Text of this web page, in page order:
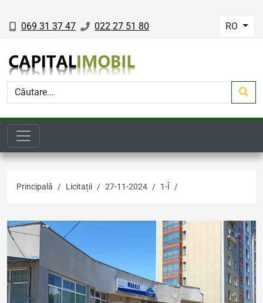
069 31 37 47 022 27 51 80 RO
Principală Licitații 27-11-2024 1-Î